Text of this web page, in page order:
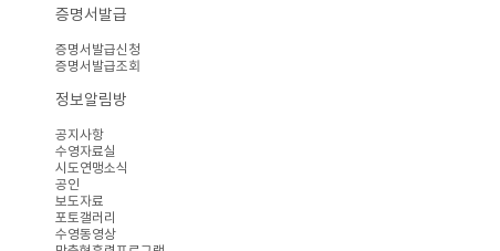
증명서발급
증명서발급신청
증명서발급조회
정보알림방
공지사항
수영자료실
시도연맹소식
공인
보도자료
포토갤러리
수영동영상